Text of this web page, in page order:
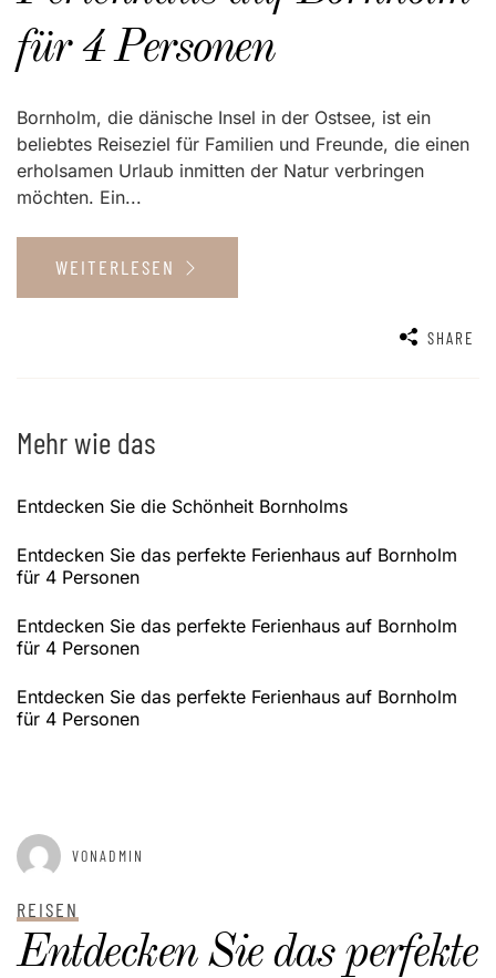
für 4 Personen
Bornholm, die dänische Insel in der Ostsee, ist ein
beliebtes Reiseziel für Familien und Freunde, die einen
erholsamen Urlaub inmitten der Natur verbringen
möchten. Ein...
WEITERLESEN
SHARE
Mehr wie das
Entdecken Sie die Schönheit Bornholms
Entdecken Sie das perfekte Ferienhaus auf Bornholm
für 4 Personen
Entdecken Sie das perfekte Ferienhaus auf Bornholm
für 4 Personen
Entdecken Sie das perfekte Ferienhaus auf Bornholm
für 4 Personen
GEPOSTET AM
VONADMIN
REISEN
Entdecken Sie das perfekte